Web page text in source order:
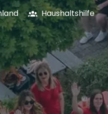
Haushaltshilfe